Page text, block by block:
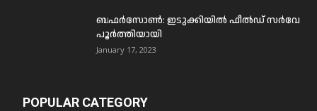
ബഫര്‍സോണ്‍: ഇടുക്കിയില്‍ ഫീല്‍ഡ് സര്‍വേ
പൂര്‍ത്തിയായി
January 17, 2023
POPULAR CATEGORY